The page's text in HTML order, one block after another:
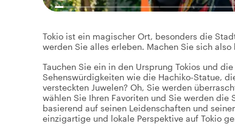
Tokio ist ein magischer Ort, besonders die
werden Sie alles erleben. Machen Sie sich
Tauchen Sie ein in den Ursprung Tokios und
Sehenswürdigkeiten wie die Hachiko-Statue,
versteckten Juwelen? Oh, Sie werden
wählen Sie Ihren Favoriten und Sie werden die
basierend auf seinen Leidenschaften und
einzigartige und lokale Perspektive auf Tokio